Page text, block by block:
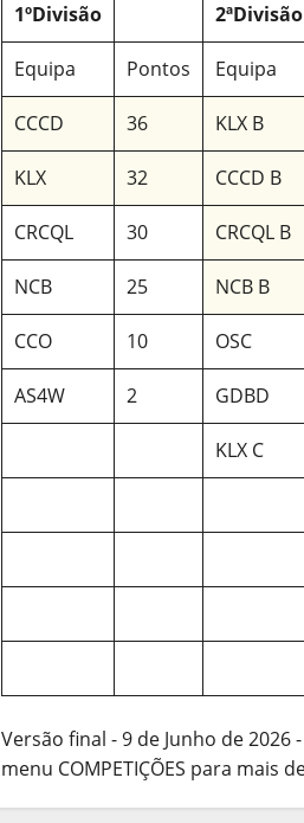
1ºDivisão 2ªDivisão
Equipa Pontos Equipa
CCCD 36 KLX B
KLX 32 CCCD B
CRCQL 30 CRCQL B
NCB 25 NCB B
CCO 10 OSC
AS4W 2 GDBD
KLX C
Versão final - 9 de Junho de 2026
menu COMPETIÇÕES para mais